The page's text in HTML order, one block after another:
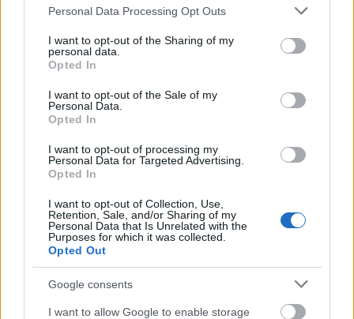
Please note that this website/app uses one or more Google
not limited to your visit or usage behaviour. You may click to
grant or deny consent to Google and its third-party tags to
use your data for below specified purposes in below Google
consent section.
Personal Data Processing Opt Outs
I want to opt-out of the Sharing of my
personal data.
Opted In
I want to opt-out of the Sale of my
Personal Data.
Opted In
I want to opt-out of processing my
Personal Data for Targeted Advertising.
Opted In
I want to opt-out of Collection, Use,
Retention, Sale, and/or Sharing of my
Personal Data that Is Unrelated with the
Purposes for which it was collected.
Opted Out
Google consents
I want to allow Google to enable storage
Nie po to stawiamy przecinek...
— Przecinek
Przecinek i przecinek— Kiedy stawiamy
przecinek przed
Wyrażeniei to a przecinek